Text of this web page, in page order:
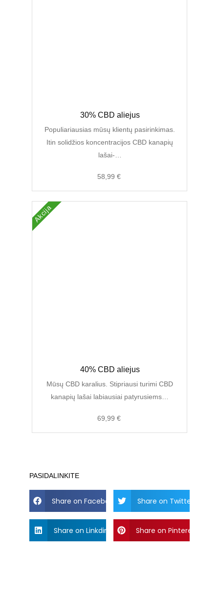
30% CBD aliejus
Populiariausias mūsų klientų pasirinkimas.
Itin solidžios koncentracijos CBD kanapių
lašai-…
Original
price
was:
89,00 €.
58,99 €
Current
price
is:
58,99 €.
Akcija
40% CBD aliejus
Mūsų CBD karalius. Stipriausi turimi CBD
kanapių lašai labiausiai patyrusiems…
Original
price
was:
89,00 €.
69,99 €
Current
price
is:
69,99 €.
PASIDALINKITE
Share on Facebook Share on Twitter
Share on Linkdin Share on Pinterest